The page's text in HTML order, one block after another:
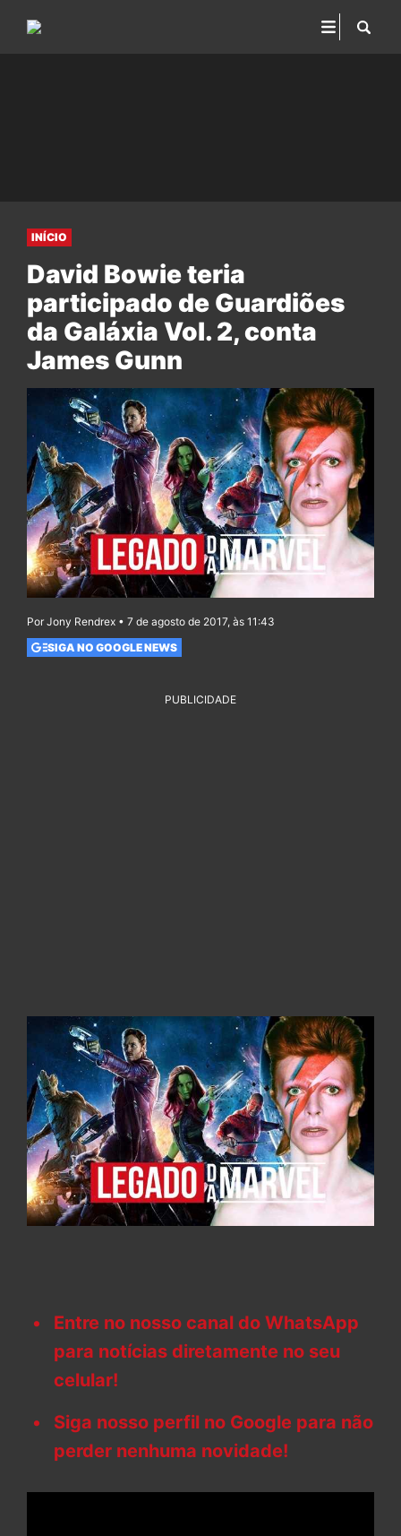
INÍCIO
David Bowie teria
participado de Guardiões
da Galáxia Vol. 2, conta
James Gunn
Por Jony Rendrex • 7 de agosto de 2017, às 11:43
SIGA NO GOOGLE NEWS
PUBLICIDADE
Entre no nosso canal do WhatsApp
para notícias diretamente no seu
celular!
Siga nosso perfil no Google para não
perder nenhuma novidade!